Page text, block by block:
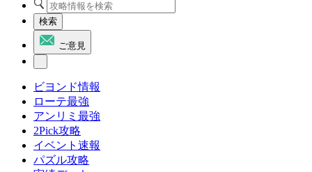
検索
ご意見
ビヨンド情報
ローテ最強
アンリミ最強
2Pick攻略
イベント速報
パズル攻略